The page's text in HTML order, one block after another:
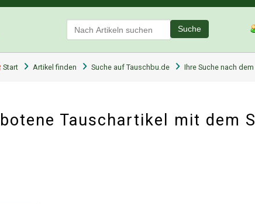
Suche
Start Artikel finden Suche auf Tauschbu.de Ihre Suche nach
Tauschartikel mit dem